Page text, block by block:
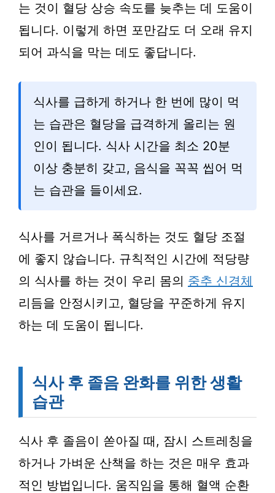
는 것이 혈당 상승 속도를 늦추는 데 도움이
됩니다. 이렇게 하면 포만감도 더 오래 유지
되어 과식을 막는 데도 좋답니다.
식사를 급하게 하거나 한 번에 많이 먹
는 습관은 혈당을 급격하게 올리는 원
인이 됩니다. 식사 시간을 최소 20분
이상 충분히 갖고, 음식을 꼭꼭 씹어 먹
는 습관을 들이세요.
식사를 거르거나 폭식하는 것도 혈당 조절
에 좋지 않습니다. 규칙적인 시간에 적당량
의 식사를 하는 것이 우리 몸의 중추 신경체
리듬을 안정시키고, 혈당을 꾸준하게 유지
하는 데 도움이 됩니다.
식사 후 졸음 완화를 위한 생활
습관
식사 후 졸음이 쏟아질 때, 잠시 스트레칭을
하거나 가벼운 산책을 하는 것은 매우 효과
적인 방법입니다. 움직임을 통해 혈액 순환